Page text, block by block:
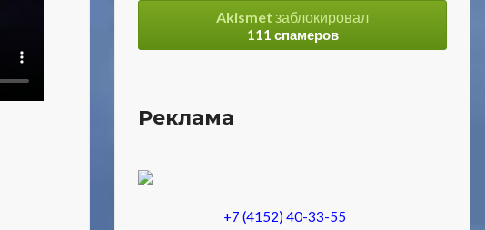
Akismet заблокировал
111 спамеров
Реклама
+7 (4152) 40-33-55